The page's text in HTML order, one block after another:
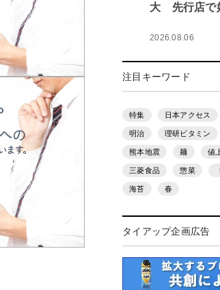
大 先行店で
2026.08.06
注目キーワード
特集 日本アクセス
明治 理研ビタミン
熊本地震 麺 値
三菱食品 惣菜
海苔 春
タイアップ企画広告